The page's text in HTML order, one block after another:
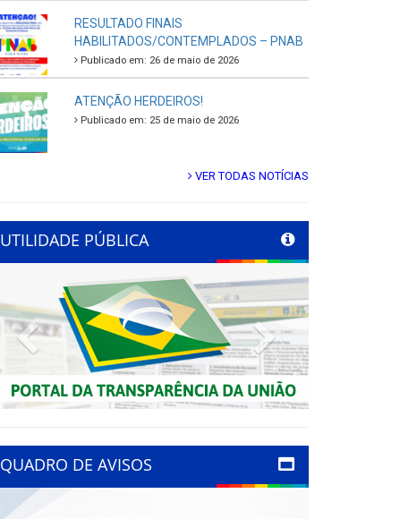
RESULTADO FINAIS
HABILITADOS/CONTEMPLADOS – PNAB
Publicado em: 26 de maio de 2026
ATENÇÃO HERDEIROS!
Publicado em: 25 de maio de 2026
VER TODAS NOTÍCIAS
UTILIDADE PÚBLICA
Previous Next
QUADRO DE AVISOS